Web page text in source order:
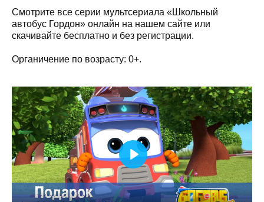
Смотрите все серии мультсериала «Школьный
автобус Гордон» онлайн на нашем сайте или
скачивайте бесплатно и без регистрации.
Органичение по возрасту: 0+.
Play